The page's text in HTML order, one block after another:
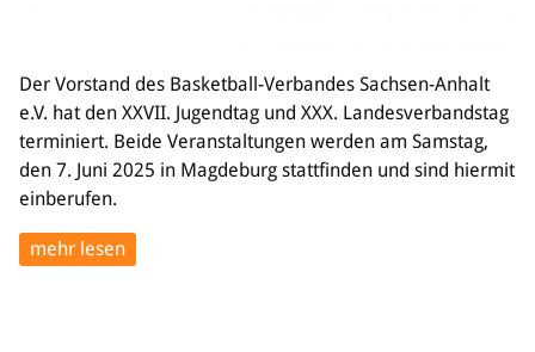
Der Vorstand des Basketball-Verbandes Sachsen-Anhalt
e.V. hat den XXVII. Jugendtag und XXX. Landesverbandstag
terminiert. Beide Veranstaltungen werden am Samstag,
den 7. Juni 2025 in Magdeburg stattfinden und sind hiermit
einberufen.
mehr lesen